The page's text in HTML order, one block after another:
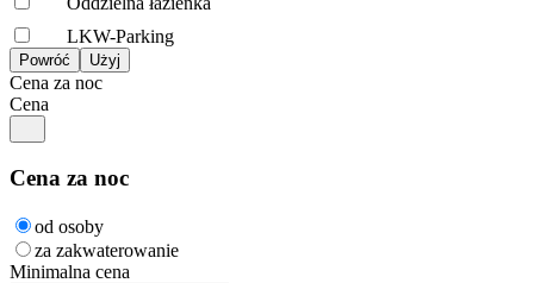
LKW-Parking
Cena za noc
Cena
Cena za noc
od osoby
za zakwaterowanie
Minimalna cena